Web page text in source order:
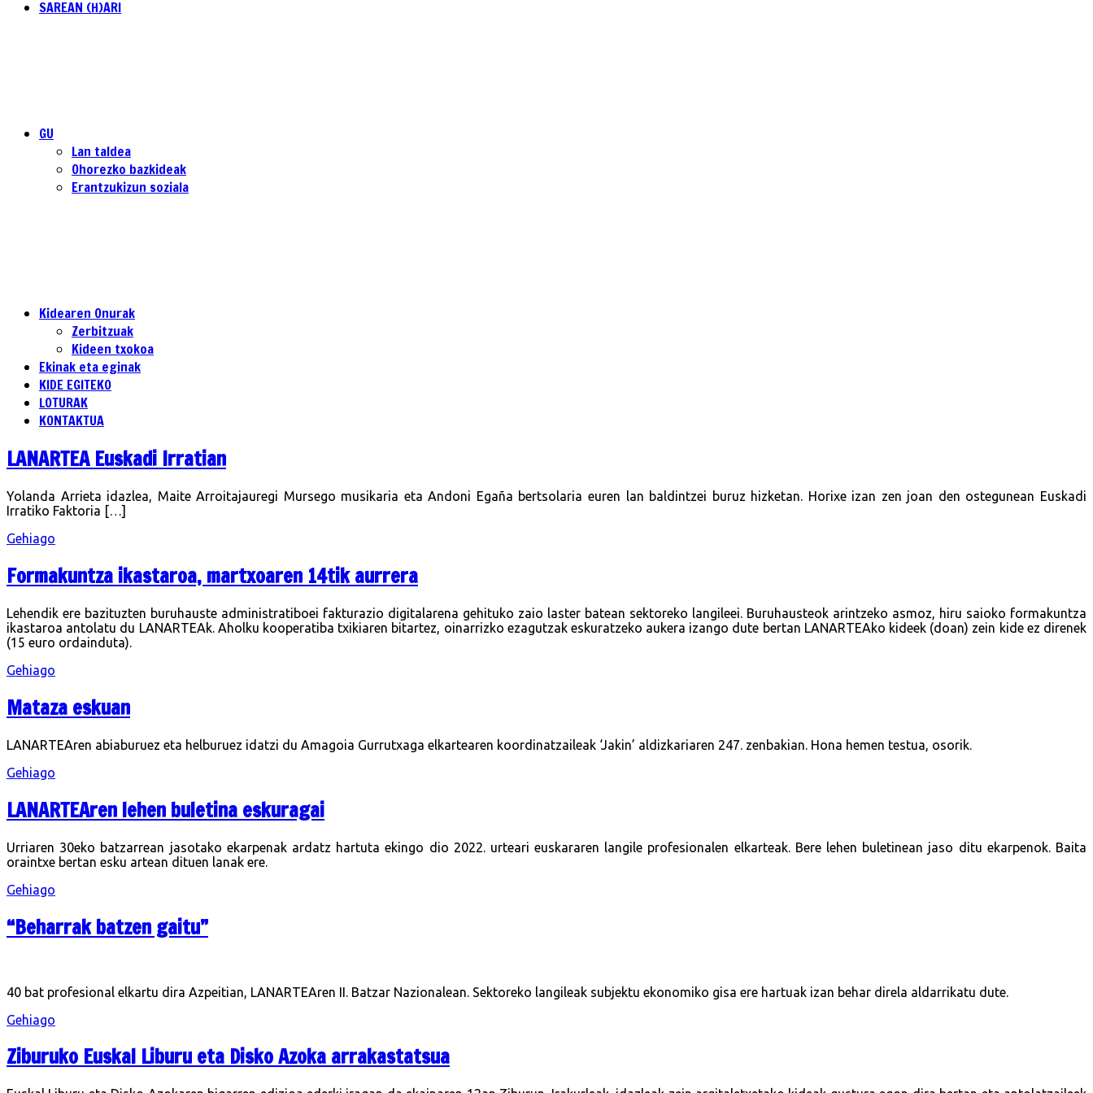
SAREAN (H)ARI
GU
Lan taldea
Ohorezko bazkideak
Erantzukizun soziala
Kidearen Onurak
Zerbitzuak
Kideen txokoa
Ekinak eta eginak
KIDE EGITEKO
LOTURAK
KONTAKTUA
LANARTEA Euskadi Irratian
Yolanda Arrieta idazlea, Maite Arroitajauregi Mursego musikaria eta Andoni Egaña bertsolaria euren lan baldintzei buruz hizketan. Horixe izan zen joan den ostegunean Euskadi
Irratiko Faktoria […]
Gehiago
Formakuntza ikastaroa, martxoaren 14tik aurrera
Lehendik ere bazituzten buruhauste administratiboei fakturazio digitalarena gehituko zaio laster batean sektoreko langileei. Buruhausteok arintzeko asmoz, hiru saioko formakuntza
ikastaroa antolatu du LANARTEAk. Aholku kooperatiba txikiaren bitartez, oinarrizko ezagutzak eskuratzeko aukera izango dute bertan LANARTEAko kideek (doan) zein kide ez direnek
(15 euro ordainduta).
Gehiago
Mataza eskuan
LANARTEAren abiaburuez eta helburuez idatzi du Amagoia Gurrutxaga elkartearen koordinatzaileak ‘Jakin’ aldizkariaren 247. zenbakian. Hona hemen testua, osorik.
Gehiago
LANARTEAren lehen buletina eskuragai
Urriaren 30eko batzarrean jasotako ekarpenak ardatz hartuta ekingo dio 2022. urteari euskararen langile profesionalen elkarteak. Bere lehen buletinean jaso ditu ekarpenok. Baita
oraintxe bertan esku artean dituen lanak ere.
Gehiago
“Beharrak batzen gaitu”
40 bat profesional elkartu dira Azpeitian, LANARTEAren II. Batzar Nazionalean. Sektoreko langileak subjektu ekonomiko gisa ere hartuak izan behar direla aldarrikatu dute.
Gehiago
Ziburuko Euskal Liburu eta Disko Azoka arrakastatsua